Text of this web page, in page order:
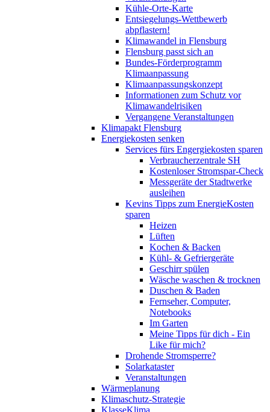
Kühle-Orte-Karte
Entsiegelungs-Wettbewerb
abpflastern!
Klimawandel in Flensburg
Flensburg passt sich an
Bundes-Förderprogramm
Klimaanpassung
Klimaanpassungskonzept
Informationen zum Schutz vor
Klimawandelrisiken
Vergangene Veranstaltungen
Klimapakt Flensburg
Energiekosten senken
Services fürs Engergiekosten sparen
Verbraucherzentrale SH
Kostenloser Stromspar-Check
Messgeräte der Stadtwerke
ausleihen
Kevins Tipps zum EnergieKosten
sparen
Heizen
Lüften
Kochen & Backen
Kühl- & Gefriergeräte
Geschirr spülen
Wäsche waschen & trocknen
Duschen & Baden
Fernseher, Computer,
Notebooks
Im Garten
Meine Tipps für dich - Ein
Like für mich?
Drohende Stromsperre?
Solarkataster
Veranstaltungen
Wärmeplanung
Klimaschutz-Strategie
KlasseKlima